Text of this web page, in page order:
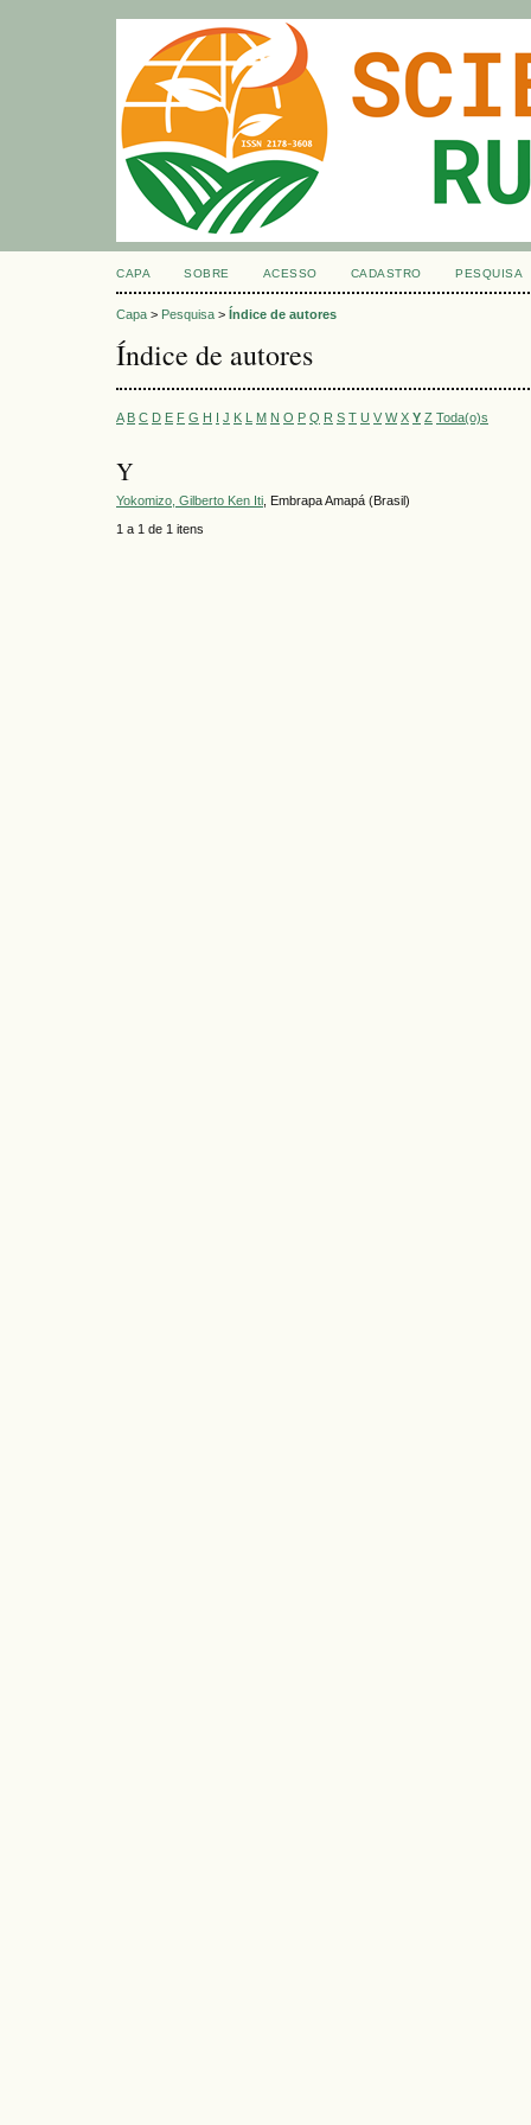
CAPA SOBRE ACESSO CADASTRO PESQUISA
Capa > Pesquisa > Índice de autores
Índice de autores
A B C D E F G H I J K L M N O P Q R S T U V W X Y Z Toda(o)s
Y
Yokomizo, Gilberto Ken Iti , Embrapa Amapá (Brasil)
1 a 1 de 1 itens